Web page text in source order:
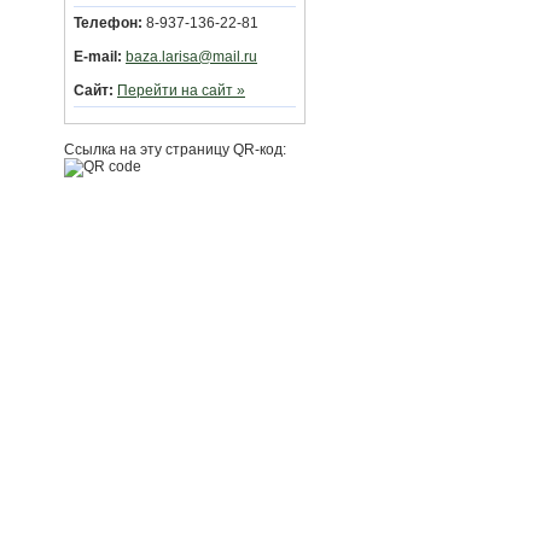
Телефон: 8-937-136-22-81
E-mail: baza.larisa@mail.ru
Сайт: Перейти на сайт »
Ссылка на эту страницу QR-код: